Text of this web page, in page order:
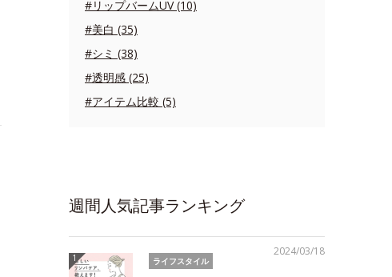
#リップバームUV (10)
#美白 (35)
#シミ (38)
#透明感 (25)
#アイテム比較 (5)
週間人気記事ランキング
2024/03/18
ライフスタイル